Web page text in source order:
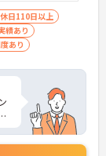
日110日以上
績あり
あり